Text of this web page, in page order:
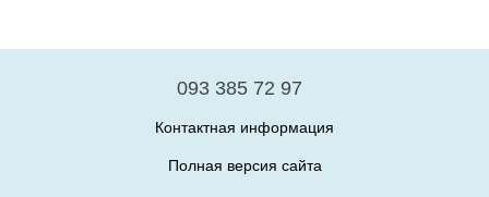
093 385 72 97
Контактная информация
Полная версия сайта